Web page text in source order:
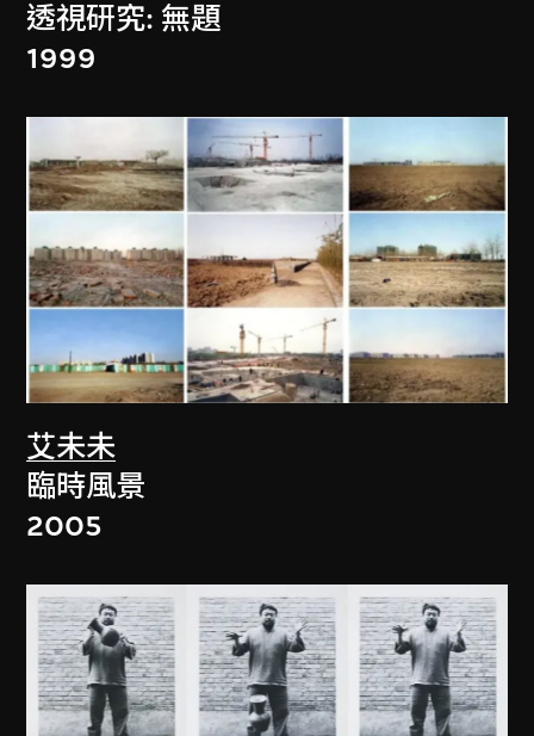
透視研究: 無題
1999
艾未未
臨時風景
2005